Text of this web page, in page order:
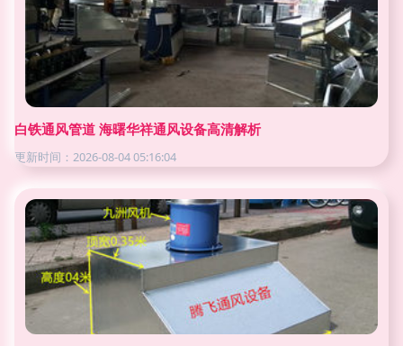
白铁通风管道 海曙华祥通风设备高清解析
更新时间：2026-08-04 05:16:04